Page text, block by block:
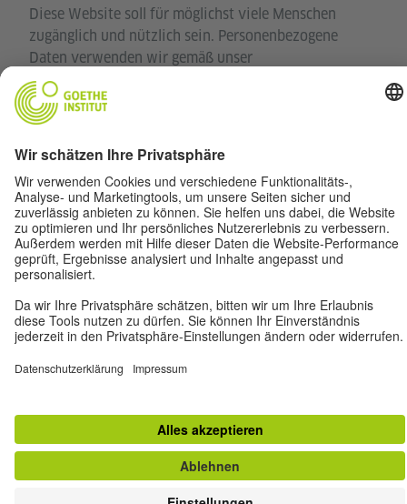
Diese Website soll für möglichst viele Menschen
zugänglich und nützlich sein. Personenbezogene
Daten verwenden wir gemäß unser
Datenschutzrichtlinie.
© Goethe-Institut 2026
Impressum Datenschutz
Nutzungsbedingungen